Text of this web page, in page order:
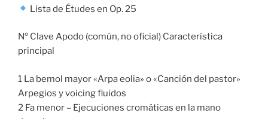
Lista de Études en Op. 25
Nº Clave Apodo (común, no oficial) Característica
principal
1 La bemol mayor «Arpa eolia» o «Canción del pastor»
Arpegios y voicing fluidos
2 Fa menor – Ejecuciones cromáticas en la mano